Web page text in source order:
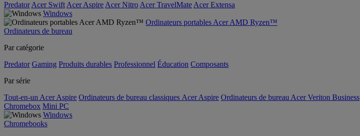
Predator Acer Swift Acer Aspire Acer Nitro Acer TravelMate Acer Extensa
Windows
Ordinateurs portables Acer AMD Ryzen™
Ordinateurs de bureau
Par catégorie
Predator Gaming Produits durables Professionnel Éducation Composants
Par série
Tout-en-un Acer Aspire Ordinateurs de bureau classiques Acer Aspire Ordinateurs de bureau Acer Veriton Business
Chromebox Mini PC
Windows
Chromebooks